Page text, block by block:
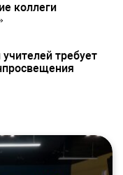
коллеги
требует